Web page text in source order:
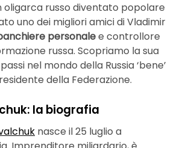
oligarca russo diventato popolare
uno dei migliori amici di Vladimir
personalee controllore
russa. Scopriamo la sua
nel mondo della Russia ‘bene’
della Federazione.
la biografia
nasce il 25 luglio a